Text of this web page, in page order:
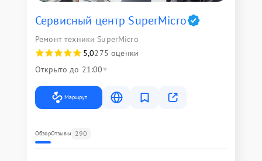
Сервисный центр SuperMicro
Ремонт техники SuperMicro
5,0275 оценки
Открыто до 21:00
Маршрут
ОбзорОтзывы 290